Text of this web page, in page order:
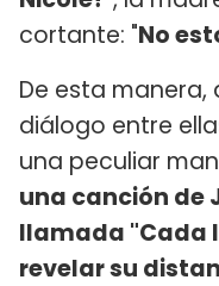
cortante: "No
De esta manera,
diálogo entre
una peculiar
una canción de
llamada "Cada
revelar su